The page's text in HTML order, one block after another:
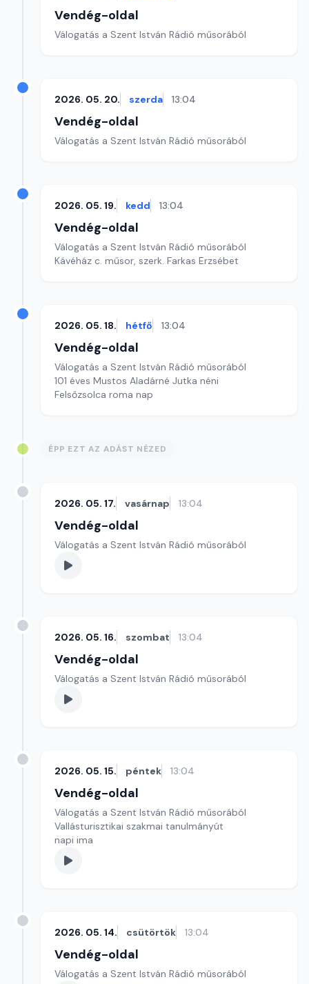
Vendég-oldal
Válogatás a Szent István Rádió műsorából
2026. 05. 20. szerda 13:04
Vendég-oldal
Válogatás a Szent István Rádió műsorából
2026. 05. 19. kedd 13:04
Vendég-oldal
Válogatás a Szent István Rádió műsorából
Kávéház c. műsor, szerk. Farkas Erzsébet
2026. 05. 18. hétfő 13:04
Vendég-oldal
Válogatás a Szent István Rádió műsorából
101 éves Mustos Aladárné Jutka néni
Felsőzsolca roma nap
ÉPP EZT AZ ADÁST NÉZED
2026. 05. 17. vasárnap 13:04
Vendég-oldal
Válogatás a Szent István Rádió műsorából
2026. 05. 16. szombat 13:04
Vendég-oldal
Válogatás a Szent István Rádió műsorából
2026. 05. 15. péntek 13:04
Vendég-oldal
Válogatás a Szent István Rádió műsorából
Vallásturisztikai szakmai tanulmányút
napi ima
2026. 05. 14. csütörtök 13:04
Vendég-oldal
Válogatás a Szent István Rádió műsorából